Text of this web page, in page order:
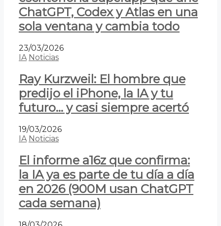
ChatGPT, Codex y Atlas en una
sola ventana y cambia todo
23/03/2026
IA Noticias
Ray Kurzweil: El hombre que
predijo el iPhone, la IA y tu
futuro… y casi siempre acertó
19/03/2026
IA Noticias
El informe a16z que confirma:
la IA ya es parte de tu día a día
en 2026 (900M usan ChatGPT
cada semana)